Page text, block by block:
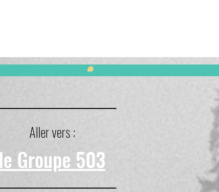
Aller vers :
le Groupe 503